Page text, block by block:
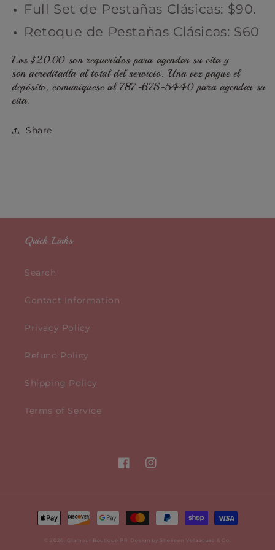
Full Set de Pestañas Clásicas: $90.
Retoque de Pestañas Clásicas: $60
Los$20.00 son requeridos para agendar su cita y
son acreditadla al total del servicio. Una vez pague el
depósito, comuníquese al 787-675-5440 para agendar su
cita.
Share
Quick Links
Search
Contact Information
Privacy Policy
Refund Policy
Shipping Policy
Terms of Service
FacebookInstagram
Payment
methods
© 2026, Glamour Boutique PR Design by Sheileen Velazquez & Co.